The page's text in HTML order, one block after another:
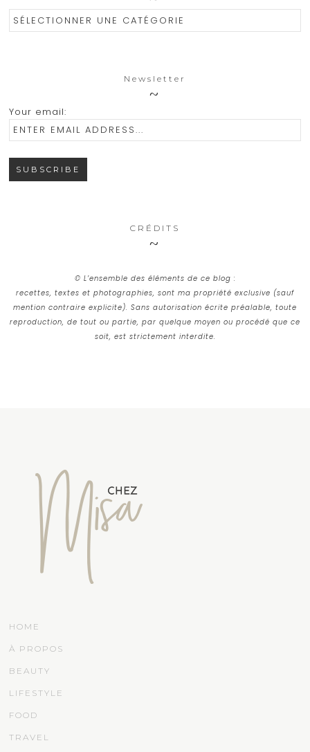
Catégories
Newsletter
Your email:
CRÉDITS
© L’ensemble des éléments de ce blog :
recettes, textes et photographies, sont ma propriété exclusive (sauf
mention contraire explicite). Sans autorisation écrite préalable, toute
reproduction, de tout ou partie, par quelque moyen ou procédé que ce
soit, est strictement interdite.
HOME
À PROPOS
BEAUTY
LIFESTYLE
FOOD
TRAVEL